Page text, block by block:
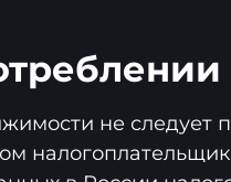
не следует